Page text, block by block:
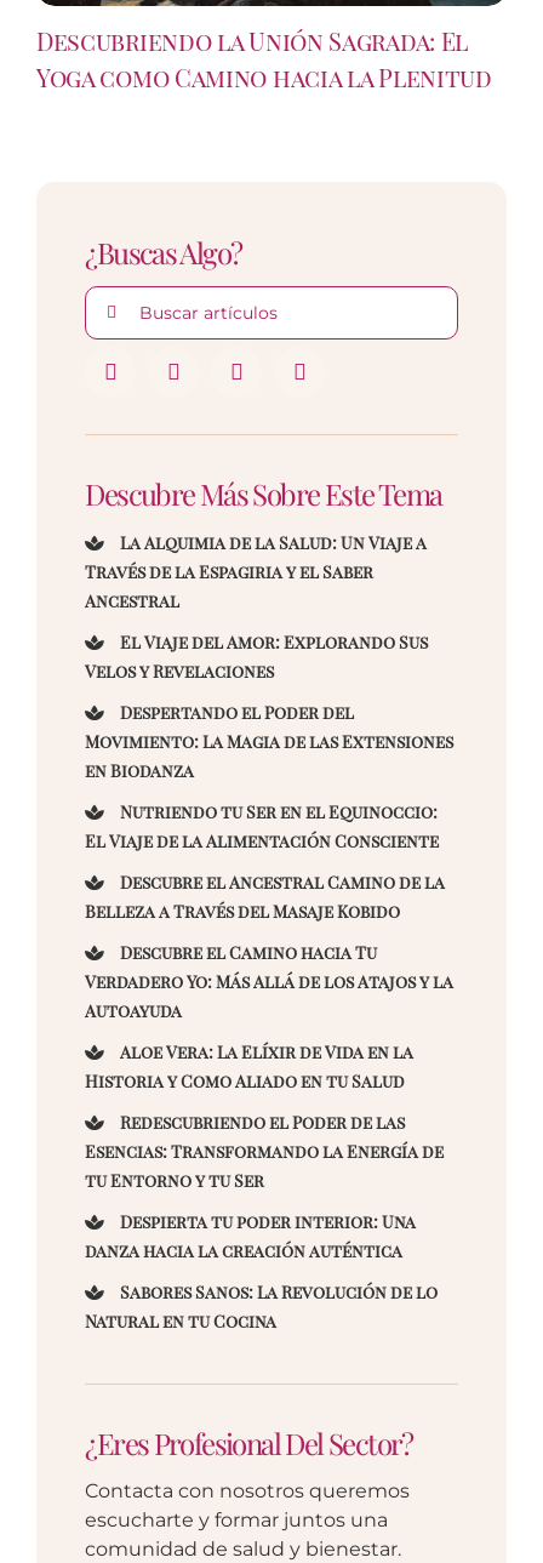
Descubriendo la Unión Sagrada: El
Yoga como Camino hacia la Plenitud
¿Buscas Algo?
Buscar:
Descubre Más Sobre Este Tema
La Alquimia de la Salud: Un Viaje a
Través de la Espagiria y el Saber
Ancestral
El Viaje del Amor: Explorando Sus
Velos y Revelaciones
Despertando el Poder del
Movimiento: La Magia de las Extensiones
en Biodanza
Nutriendo tu Ser en el Equinoccio:
El Viaje de la Alimentación Consciente
Descubre el Ancestral Camino de la
Belleza a Través del Masaje Kobido
Descubre el Camino hacia Tu
Verdadero Yo: Más Allá de los Atajos y la
Autoayuda
Aloe Vera: La Elíxir de Vida en la
Historia y Como Aliado en tu Salud
Redescubriendo el Poder de las
Esencias: Transformando la Energía de
tu Entorno y tu Ser
Despierta tu poder interior: Una
danza hacia la creación auténtica
Sabores Sanos: La Revolución de lo
Natural en tu Cocina
¿Eres Profesional Del Sector?
Contacta con nosotros queremos
escucharte y formar juntos una
comunidad de salud y bienestar.